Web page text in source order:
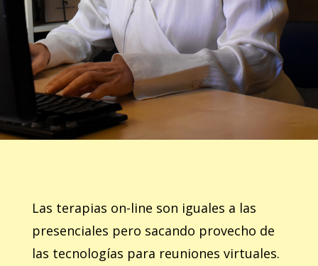
Las terapias on-line son iguales a las
presenciales pero sacando provecho de
las tecnologías para reuniones virtuales.